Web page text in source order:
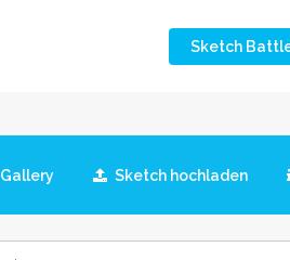
Sketch Battle
Gallery Sketch hochladen